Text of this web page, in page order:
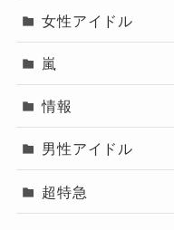
女性アイドル
嵐
情報
男性アイドル
超特急